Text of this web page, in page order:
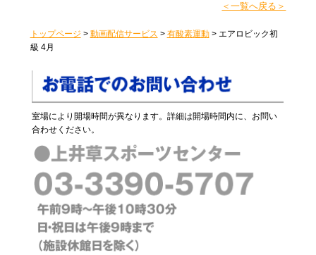
＜一覧へ戻る＞
トップページ > 動画配信サービス > 有酸素運動> エアロビック初
級 4月
室場により開場時間が異なります。詳細は開場時間内に、お問い
合わせください。